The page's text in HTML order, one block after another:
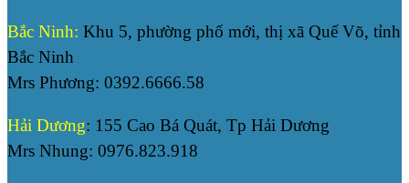
Bắc Ninh: Khu 5, phường phố mới, thị xã Quế Võ, tỉnh
Bắc Ninh
Mrs Phương: 0392.6666.58
Hải Dương: 155 Cao Bá Quát, Tp Hải Dương
Mrs Nhung: 0976.823.918